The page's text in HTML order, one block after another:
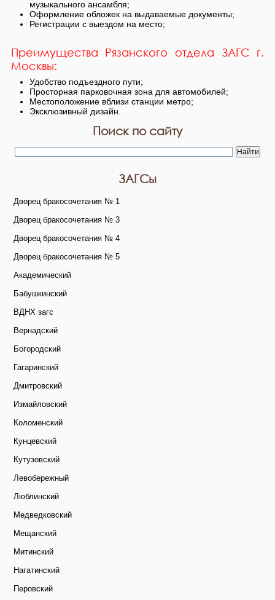
музыкального ансамбля;
Оформление обложек на выдаваемые документы;
Регистрации с выездом на место;
Преимущества Рязанского отдела ЗАГС г.
Москвы:
Удобство подъездного пути;
Просторная парковочная зона для автомобилей;
Местоположение вблизи станции метро;
Эксклюзивный дизайн.
Поиск по сайту
ЗАГСы
Дворец бракосочетания № 1
Дворец бракосочетания № 3
Дворец бракосочетания № 4
Дворец бракосочетания № 5
Академический
Бабушкинский
ВДНХ загс
Вернадский
Богородский
Гагаринский
Дмитровский
Измайловский
Коломенский
Кунцевский
Кутузовский
Левобережный
Люблинский
Медведковский
Мещанский
Митинский
Нагатинский
Перовский